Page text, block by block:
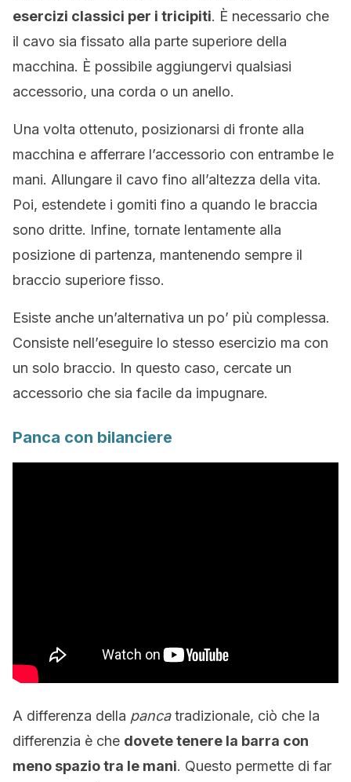
esercizi classici per i tricipiti. È necessario che
il cavo sia fissato alla parte superiore della
macchina. È possibile aggiungervi qualsiasi
accessorio, una corda o un anello.
Una volta ottenuto, posizionarsi di fronte alla
macchina e afferrare l’accessorio con entrambe le
mani. Allungare il cavo fino all’altezza della vita.
Poi, estendete i gomiti fino a quando le braccia
sono dritte. Infine, tornate lentamente alla
posizione di partenza, mantenendo sempre il
braccio superiore fisso.
Esiste anche un’alternativa un po’ più complessa.
Consiste nell’eseguire lo stesso esercizio ma con
un solo braccio. In questo caso, cercate un
accessorio che sia facile da impugnare.
Panca con bilanciere
A differenza della pancatradizionale, ciò che la
differenzia è che dovete tenere la barra con
meno spazio tra le mani. Questo permette di far